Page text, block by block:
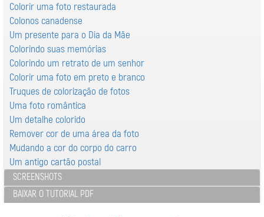
Colorir uma foto restaurada
Colonos canadense
Um presente para o Dia da Mãe
Colorindo suas memórias
Colorindo um retrato de um senhor
Colorir uma foto em preto e branco
Truques de colorização de fotos
Uma foto romântica
Um detalhe colorido
Remover cor de uma área da foto
Mudando a cor do corpo do carro
Um antigo cartão postal
SCREENSHOTS
BAIXAR O TUTORIAL PDF